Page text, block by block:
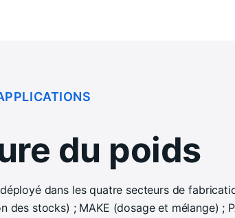
du poids
dans les quatre secteurs de
des stocks) ; MAKE (dosage et mélange) ;